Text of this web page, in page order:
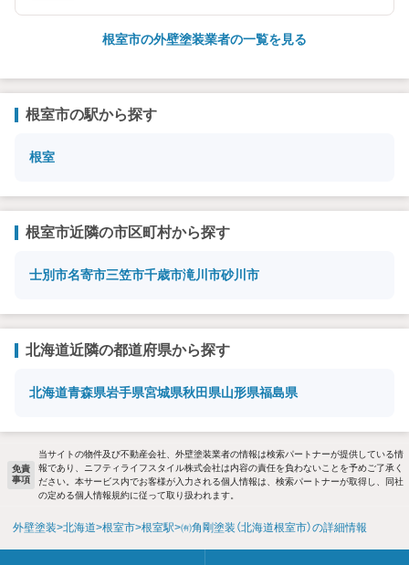
根室市の外壁塗装業者の一覧を見る
根室市の駅から探す
根室
根室市近隣の市区町村から探す
士別市名寄市三笠市千歳市滝川市砂川市
北海道近隣の都道府県から探す
北海道青森県岩手県宮城県秋田県山形県福島県
免責
事項
当サイトの物件及び不動産会社、外壁塗装業者の情報は検索パートナーが提供している情
報であり、ニフティライフスタイル株式会社は内容の責任を負わないことを予めご了承く
ださい。本サービス内でお客様が入力される個人情報は、検索パートナーが取得し、同社
の定める個人情報規約に従って取り扱われます。
外壁塗装 北海道 根室市 根室駅 ㈲角剛塗装（北海道根室市）の詳細情報